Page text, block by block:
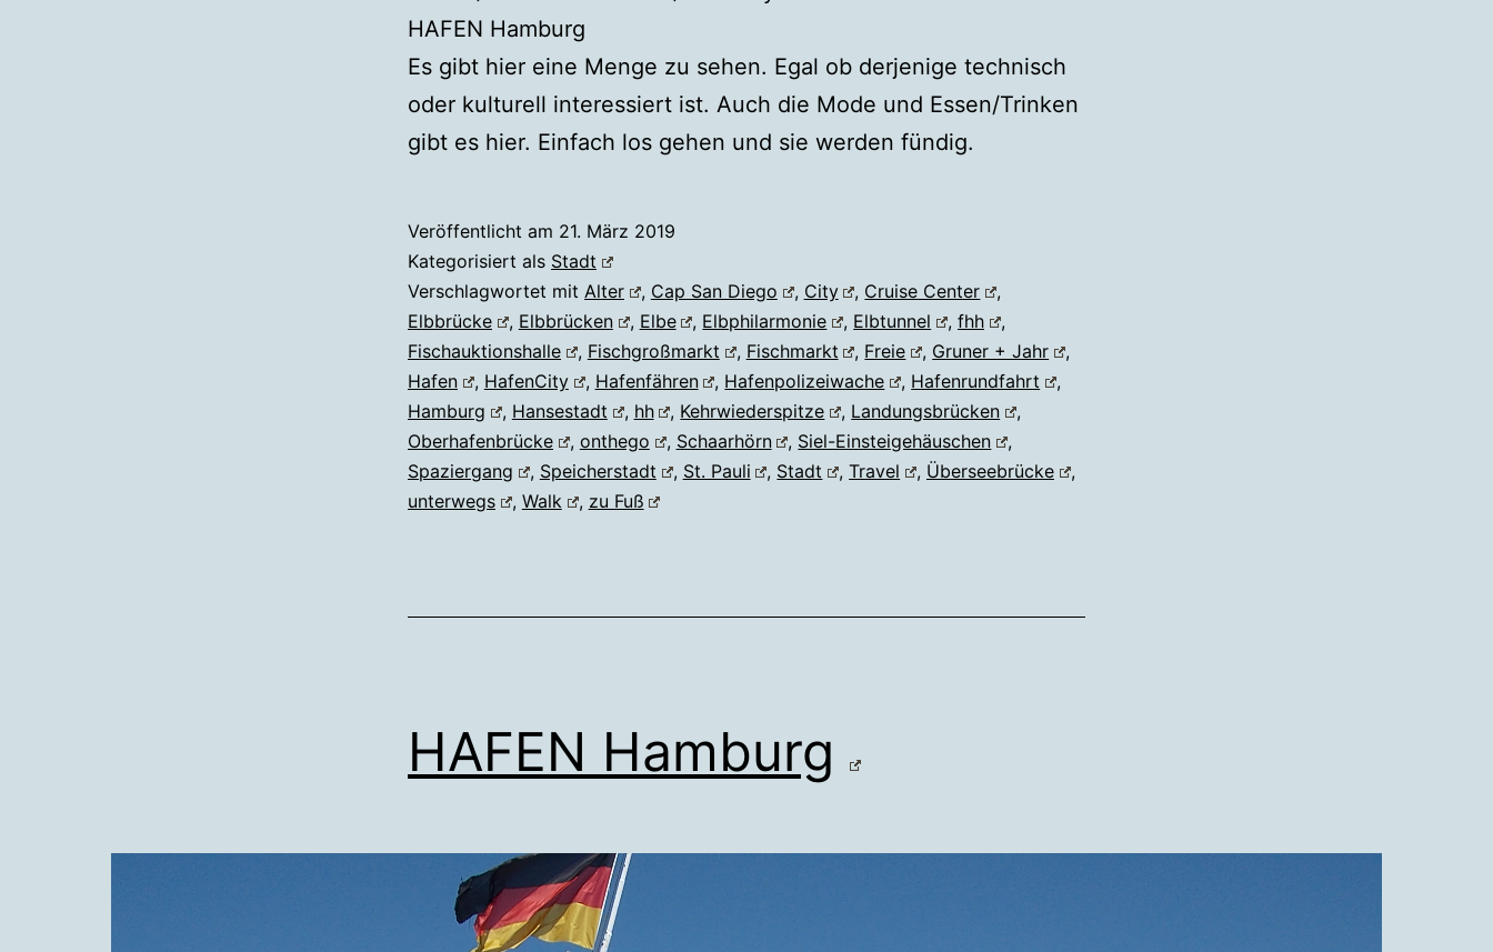
HAFEN Hamburg
Es gibt hier eine Menge zu sehen. Egal ob derjenige technisch
oder kulturell interessiert ist. Auch die Mode und Essen/Trinken
gibt es hier. Einfach los gehen und sie werden fündig.
Veröffentlicht am 21. März 2019
Kategorisiert als Stadt
Verschlagwortet mit Alter , Cap San Diego , City , Cruise Center
,
Elbbrücke
, Elbbrücken , Elbe , Elbphilarmonie , Elbtunnel , fhh
,
Fischauktionshalle
, Fischgroßmarkt , Fischmarkt , Freie , Gruner + Jahr
,
Hafen
, HafenCity , Hafenfähren , Hafenpolizeiwache , Hafenrundfahrt
,
Hamburg
, Hansestadt , hh , Kehrwiederspitze , Landungsbrücken
,
Oberhafenbrücke
, onthego , Schaarhörn , Siel-Einsteigehäuschen
,
Spaziergang
, Speicherstadt , St. Pauli , Stadt ,Travel , Überseebrücke
,
unterwegs
, Walk , zu Fuß
HAFEN Hamburg